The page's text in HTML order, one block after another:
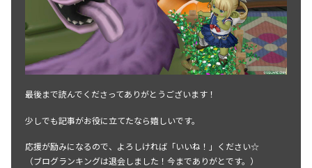
最後まで読んでくださってありがとうございます！
少しでも記事がお役に立てたなら嬉しいです。
応援が励みになるので、よろしければ「いいね！」ください☆
（ブログランキングは退会しました！今までありがとです。）